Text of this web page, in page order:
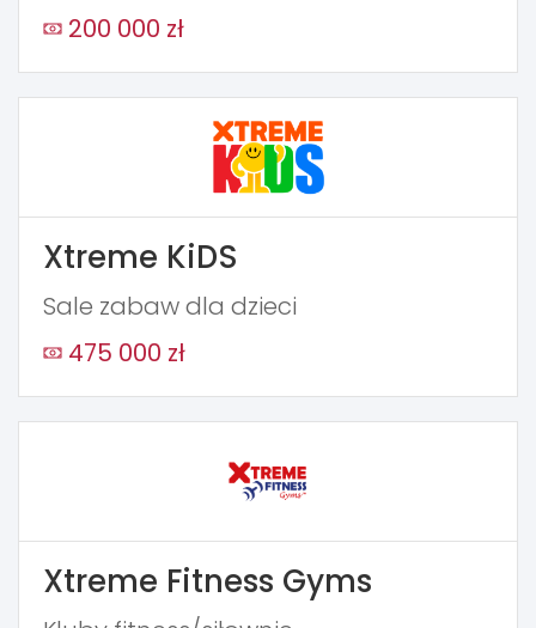
200 000 zł
Xtreme KiDS
Sale zabaw dla dzieci
475 000 zł
Xtreme Fitness Gyms